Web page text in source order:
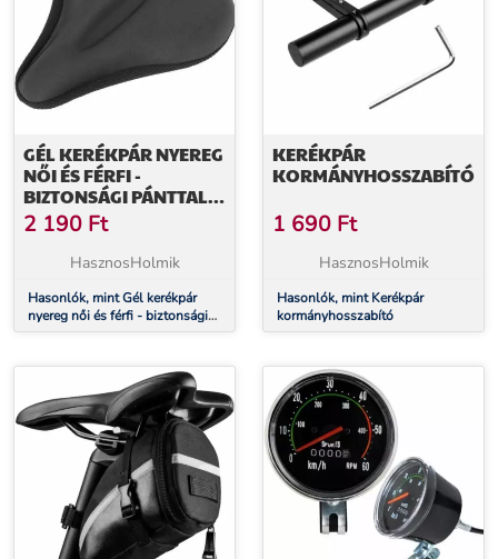
GÉL KERÉKPÁR NYEREG
NŐI ÉS FÉRFI -
BIZTONSÁGI PÁNTTAL,
EXTRA PÁRNÁZOTT
(FEKETE)
2 190 Ft
HasznosHolmik
Hasonlók, mint Gél kerékpár
nyereg női és férfi - biztonsági
pánttal, extra párnázott (fekete)
KERÉKPÁR
KORMÁNYHOSSZABÍTÓ
1 690 Ft
HasznosHolmik
Hasonlók, mint Kerékpár
kormányhosszabító